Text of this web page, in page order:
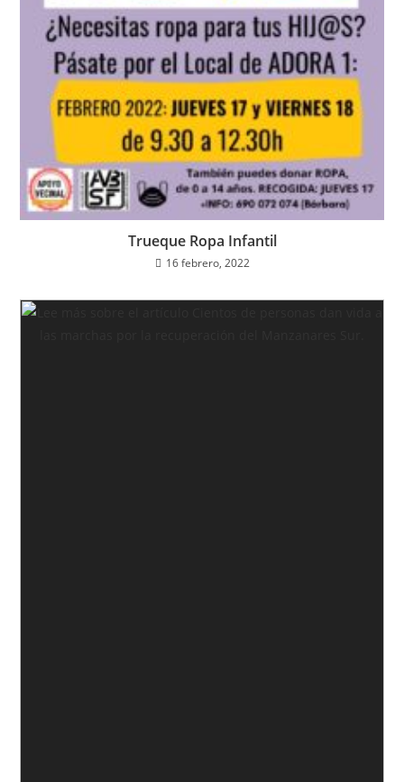
Trueque Ropa Infantil
16 febrero, 2022